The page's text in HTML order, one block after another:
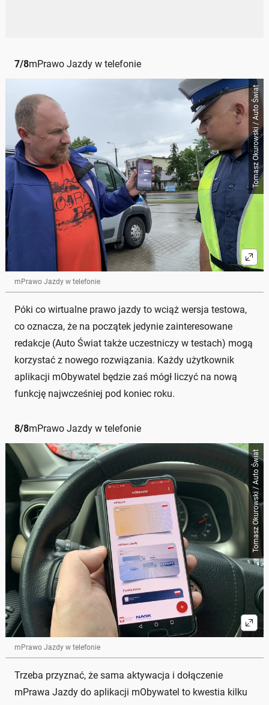
7/8mPrawo Jazdy w telefonie
Tomasz Okurowski / Auto Świat
mPrawo Jazdy w telefonie
Póki co wirtualne prawo jazdy to wciąż wersja testowa,
co oznacza, że na początek jedynie zainteresowane
redakcje (Auto Świat także uczestniczy w testach) mogą
korzystać z nowego rozwiązania. Każdy użytkownik
aplikacji mObywatel będzie zaś mógł liczyć na nową
funkcję najwcześniej pod koniec roku.
8/8mPrawo Jazdy w telefonie
Tomasz Okurowski / Auto Świat
mPrawo Jazdy w telefonie
Trzeba przyznać, że sama aktywacja i dołączenie
mPrawa Jazdy do aplikacji mObywatel to kwestia kilku